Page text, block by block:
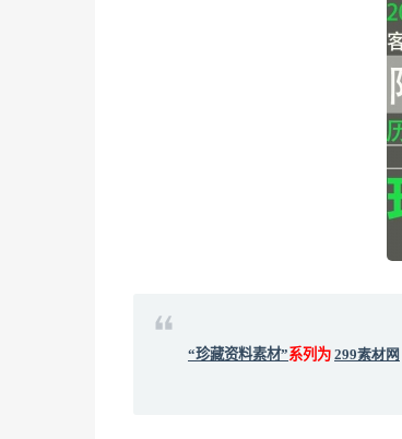
“珍藏资料素材”系列为 299素材网